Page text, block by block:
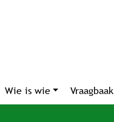
Wie is wie Vraagbaak